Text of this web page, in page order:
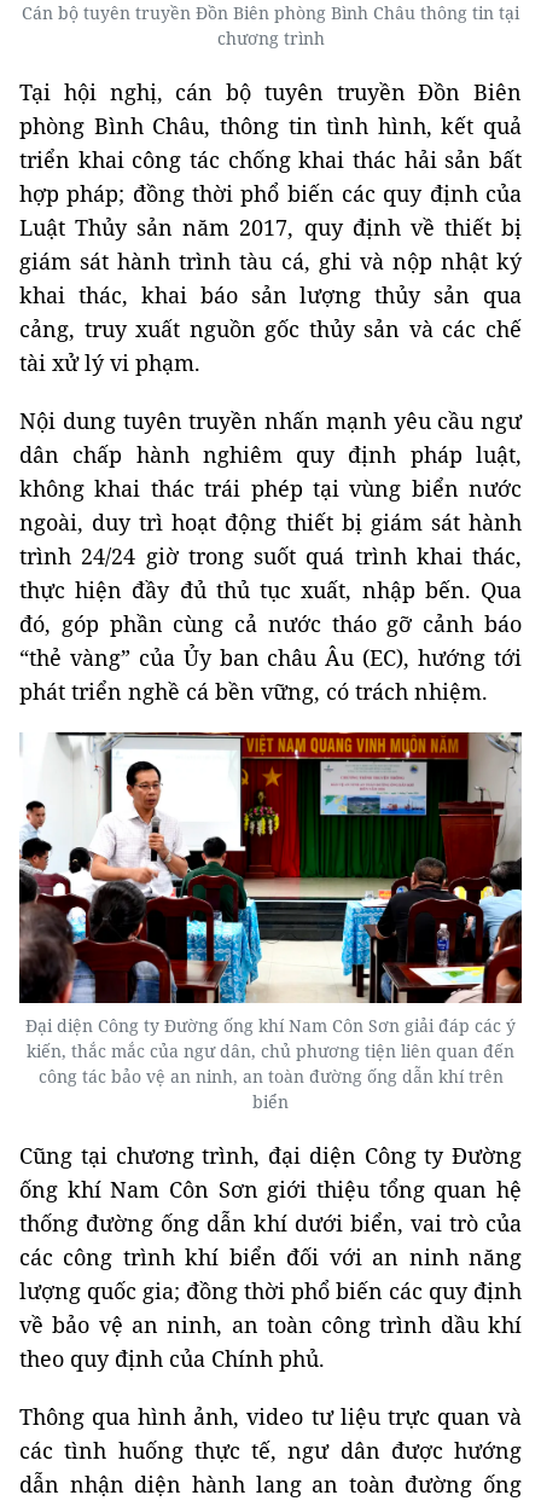
Cán bộ tuyên truyền Đồn Biên phòng Bình Châu thông tin tại
chương trình
Tại hội nghị, cán bộ tuyên truyền Đồn Biên
phòng Bình Châu, thông tin tình hình, kết quả
triển khai công tác chống khai thác hải sản bất
hợp pháp; đồng thời phổ biến các quy định của
Luật Thủy sản năm 2017, quy định về thiết bị
giám sát hành trình tàu cá, ghi và nộp nhật ký
khai thác, khai báo sản lượng thủy sản qua
cảng, truy xuất nguồn gốc thủy sản và các chế
tài xử lý vi phạm.
Nội dung tuyên truyền nhấn mạnh yêu cầu ngư
dân chấp hành nghiêm quy định pháp luật,
không khai thác trái phép tại vùng biển nước
ngoài, duy trì hoạt động thiết bị giám sát hành
trình 24/24 giờ trong suốt quá trình khai thác,
thực hiện đầy đủ thủ tục xuất, nhập bến. Qua
đó, góp phần cùng cả nước tháo gỡ cảnh báo
“thẻ vàng” của Ủy ban châu Âu (EC), hướng tới
phát triển nghề cá bền vững, có trách nhiệm.
Đại diện Công ty Đường ống khí Nam Côn Sơn giải đáp các ý
kiến, thắc mắc của ngư dân, chủ phương tiện liên quan đến
công tác bảo vệ an ninh, an toàn đường ống dẫn khí trên
biển
Cũng tại chương trình, đại diện Công ty Đường
ống khí Nam Côn Sơn giới thiệu tổng quan hệ
thống đường ống dẫn khí dưới biển, vai trò của
các công trình khí biển đối với an ninh năng
lượng quốc gia; đồng thời phổ biến các quy định
về bảo vệ an ninh, an toàn công trình dầu khí
theo quy định của Chính phủ.
Thông qua hình ảnh, video tư liệu trực quan và
các tình huống thực tế, ngư dân được hướng
dẫn nhận diện hành lang an toàn đường ống